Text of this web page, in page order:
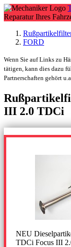
Reparatur Ihres
FORD
Wenn Sie auf Links zu
tätigen, kann dies dazu
Partnerschaften gehört
III 2.0 TDCi
NEU
TDCi Focus III